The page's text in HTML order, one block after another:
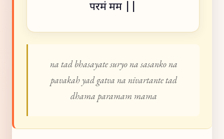
परमं मम ||
na tad bhasayate suryo na sasanko na
pavakah yad gatva na nivartante tad
dhama paramam mama